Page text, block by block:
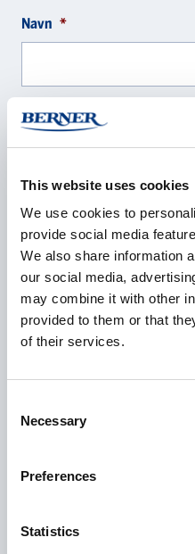
This website uses cookies
We use cookies to
provide social media
We also share information
our social media,
may combine it with other
provided to them or that
of their services.
Selection
Necessary
Preferences
Statistics
Navn *
Selskap *
E-post *
Telefonnummer
Ytterligere informasjon